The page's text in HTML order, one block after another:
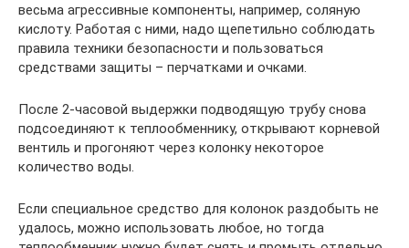
весьма агрессивные компоненты, например, соляную
кислоту. Работая с ними, надо щепетильно соблюдать
правила техники безопасности и пользоваться
средствами защиты – перчатками и очками.
После 2-часовой выдержки подводящую трубу снова
подсоединяют к теплообменнику, открывают корневой
вентиль и прогоняют через колонку некоторое
количество воды.
Если специальное средство для колонок раздобыть не
удалось, можно использовать любое, но тогда